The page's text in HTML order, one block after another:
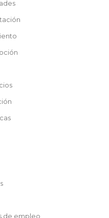
de empleo